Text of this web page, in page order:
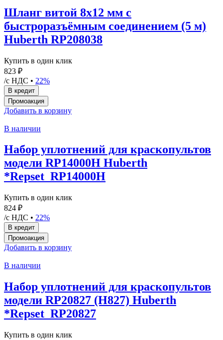
Шланг витой 8х12 мм с
быстроразъёмным соединением (5 м)
Huberth RP208038
Купить в один клик
823 ₽
/с НДС • 22%
Добавить в корзину
В наличии
Набор уплотнений для краскопультов
модели RP14000H Huberth
*Repset_RP14000H
Купить в один клик
824 ₽
/с НДС • 22%
Добавить в корзину
В наличии
Набор уплотнений для краскопультов
модели RP20827 (H827) Huberth
*Repset_RP20827
Купить в один клик